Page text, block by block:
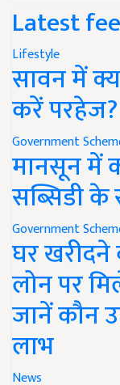
Latest
Lifestyle
सावन में
करें
Government
मानसून में
सब्सिडी के
Government
घर खरीदने
लोन पर
जानें कौन
लाभ
News